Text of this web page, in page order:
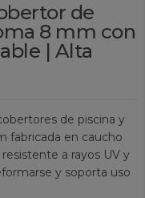
de
8 mm con
| Alta
de piscina y
fabricada en caucho
a rayos UV y
y soporta uso